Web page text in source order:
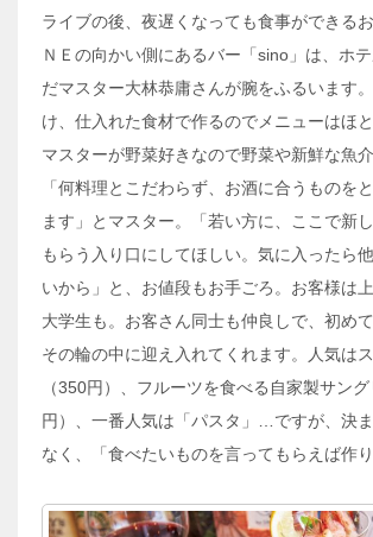
ライブの後、夜遅くなっても食事ができる
ＮＥの向かい側にあるバー「sino」は、ホ
だマスター大林恭庸さんが腕をふるいます
け、仕入れた食材で作るのでメニューはほと
マスターが野菜好きなので野菜や新鮮な魚介
「何料理とこだわらず、お酒に合うものを
ます」とマスター。「若い方に、ここで新
もらう入り口にしてほしい。気に入ったら
いから」と、お値段もお手ごろ。お客様は
大学生も。お客さん同士も仲良しで、初め
その輪の中に迎え入れてくれます。人気は
（350円）、フルーツを食べる自家製サン
円）、一番人気は「パスタ」…ですが、決
なく、「食べたいものを言ってもらえば作り